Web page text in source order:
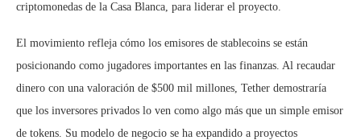
criptomonedas de la Casa Blanca, para liderar el proyecto.
El movimiento refleja cómo los emisores de stablecoins se están
posicionando como jugadores importantes en las finanzas. Al recaudar
dinero con una valoración de $500 mil millones, Tether demostraría
que los inversores privados lo ven como algo más que un simple emisor
de tokens. Su modelo de negocio se ha expandido a proyectos